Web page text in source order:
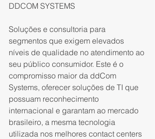
DDCOM SYSTEMS
Soluções e consultoria para
segmentos que exigem elevados
níveis de qualidade no atendimento ao
seu público consumidor. Este é o
compromisso maior da ddCom
Systems, oferecer soluções de TI que
possuam reconhecimento
internacional e garantam ao mercado
brasileiro, a mesma tecnologia
utilizada nos melhores contact centers